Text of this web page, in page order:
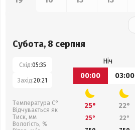
Субота, 8 серпня
Схід:05:35
Захід:20:21
Температура С°
Відчувається як
Тиск, мм
Вологість, %
Ніч
00:00
03:00
25° 22°
25° 22°